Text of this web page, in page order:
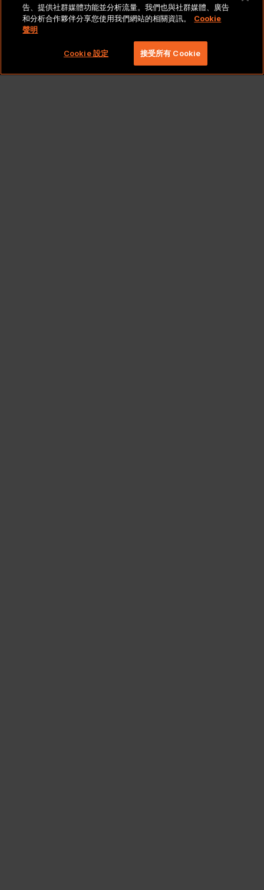
Copyright 2026 Lionbridge Technologies, LLC. 著作
權所有，並保留一切權利。
告、提供社群媒體功能並分析流量。我們也與社群媒體、廣告
和分析合作夥伴分享您使用我們網站的相關資訊。
Cookie
聲明
Cookie 設定 接受所有 Cookie